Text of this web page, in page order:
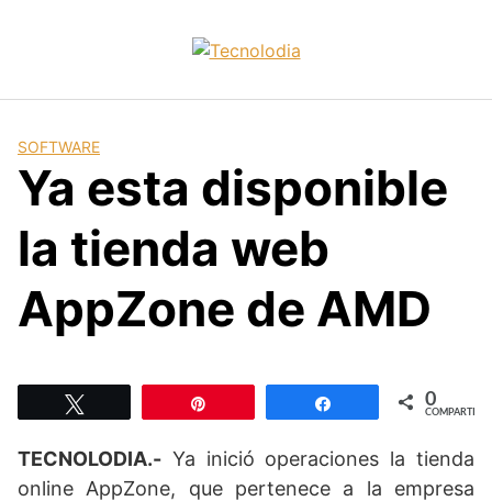
SOFTWARE
Ya esta disponible
la tienda web
AppZone de AMD
Compartir 0
COMPARTIR
TECNOLODIA.- Ya inició operaciones la tienda
online AppZone, que pertenece a la empresa